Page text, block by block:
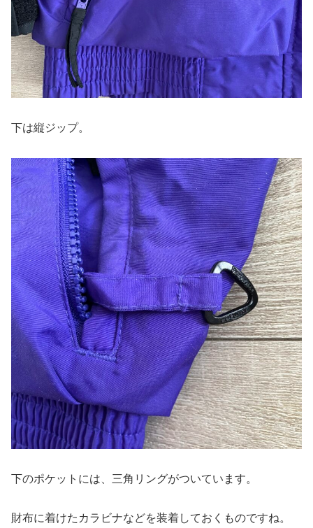
下は縦ジップ。
下のポケットには、三角リングがついています。
財布に着けたカラビナなどを装着しておくものですね。